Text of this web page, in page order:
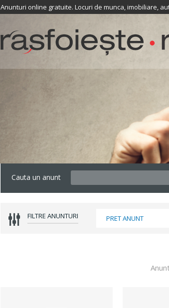
Anunturi online gratuite. Locuri de munca, imobiliare,
Cauta un anunt
FILTRE ANUNTURI PRET ANUNT